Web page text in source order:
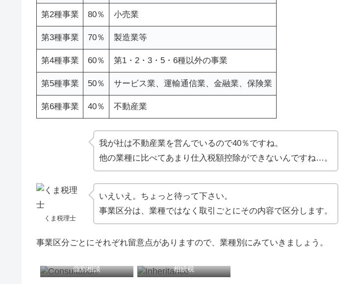
第2種事業 80％ 小売業
第3種事業 70％ 製造業等
第4種事業 60％ 第1・2・3・5・6種以外の事業
第5種事業 50％ サービス業、運輸通信業、金融業、保険業
第6種事業 40％ 不動産業
我が社は不動産業を営んでいるので40％ですね。
他の業種に比べてあまり仕入税額控除ができないんですね…。
くま税理士
いえいえ。ちょっと待って下さい。
事業区分は、業種ではなく取引ごとにその内容で区分します。
事業区分ごとにそれぞれ留意点がありますので、業種別にみていきましょう。
個別相談 相続税